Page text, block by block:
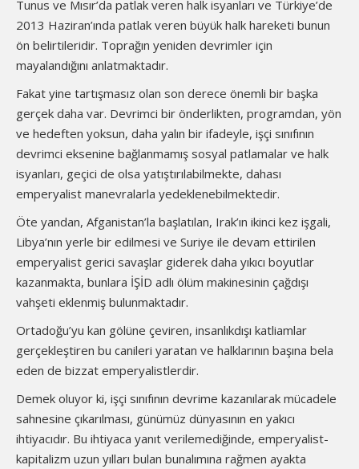
Tunus ve Mısır’da patlak veren halk isyanları ve Türkiye’de
2013 Haziran’ında patlak veren büyük halk hareketi bunun
ön belirtileridir. Toprağın yeniden devrimler için
mayalandığını anlatmaktadır.
Fakat yine tartışmasız olan son derece önemli bir başka
gerçek daha var. Devrimci bir önderlikten, programdan, yön
ve hedeften yoksun, daha yalın bir ifadeyle, işçi sınıfının
devrimci eksenine bağlanmamış sosyal patlamalar ve halk
isyanları, geçici de olsa yatıştırılabilmekte, dahası
emperyalist manevralarla yedeklenebilmektedir.
Öte yandan, Afganistan’la başlatılan, Irak’ın ikinci kez işgali,
Libya’nın yerle bir edilmesi ve Suriye ile devam ettirilen
emperyalist gerici savaşlar giderek daha yıkıcı boyutlar
kazanmakta, bunlara İŞİD adlı ölüm makinesinin çağdışı
vahşeti eklenmiş bulunmaktadır.
Ortadoğu’yu kan gölüne çeviren, insanlıkdışı katliamlar
gerçekleştiren bu canileri yaratan ve halklarının başına bela
eden de bizzat emperyalistlerdir.
Demek oluyor ki, işçi sınıfının devrime kazanılarak mücadele
sahnesine çıkarılması, günümüz dünyasının en yakıcı
ihtiyacıdır. Bu ihtiyaca yanıt verilemediğinde, emperyalist-
kapitalizm uzun yılları bulan bunalımına rağmen ayakta